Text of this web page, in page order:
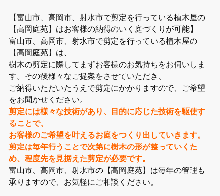
【富山市、高岡市、射水市で剪定を行っている植木屋の
【高岡庭苑】はお客様の納得のいく庭づくりが可能】
富山市、高岡市、射水市で剪定を行っている植木屋の
【高岡庭苑】は、
樹木の剪定に際してまずお客様のお気持ちをお伺いしま
す。その後様々なご提案をさせていただき、
ご納得いただいたうえで剪定にかかりますので、ご希望
をお聞かせください。
剪定には様々な技術があり、目的に応じた技術を駆使す
ることで、
お客様のご希望を叶えるお庭をつくり出していきます。
剪定は毎年行うことで次第に樹木の形が整っていくた
め、程度先を見据えた剪定が必要です。
富山市、高岡市、射水市の【高岡庭苑】は毎年の管理も
承りますので、お気軽にご相談ください。